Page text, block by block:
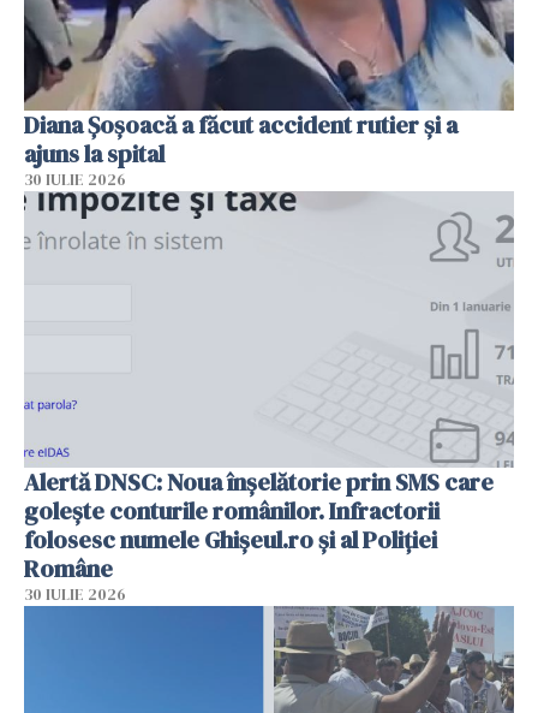
Diana Șoșoacă a făcut accident rutier și a
ajuns la spital
30 IULIE 2026
Alertă DNSC: Noua înșelătorie prin SMS care
golește conturile românilor. Infractorii
folosesc numele Ghișeul.ro și al Poliției
Române
30 IULIE 2026